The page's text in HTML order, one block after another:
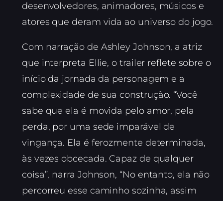
desenvolvedores, animadores, músicos e
atores que deram vida ao universo do jogo.
Com narração de Ashley Johnson, a atriz
que interpreta Ellie, o trailer reflete sobre o
início da jornada da personagem e a
complexidade de sua construção. “Você
sabe que ela é movida pelo amor, pela
perda, por uma sede imparável de
vingança. Ela é ferozmente determinada,
às vezes obcecada. Capaz de qualquer
coisa”, narra Johnson, “No entanto, ela não
percorreu esse caminho sozinha, assim